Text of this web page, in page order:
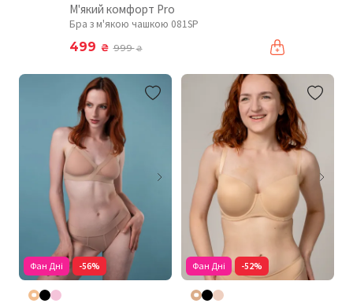
М'який комфорт Pro
Бра з м'якою чашкою 081SP
499 ₴ 999₴
Фан Дні -56% Фан Дні -52%